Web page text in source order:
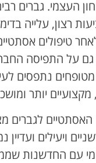
העצמי. גברים
רצון, עלייה
טיפולים
גם על התפיסה
נתפסים
יותר
לגברים
ויעילים
עם החדשנות